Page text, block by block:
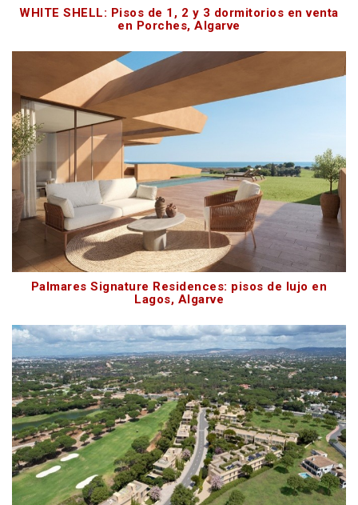
WHITE SHELL: Pisos de 1, 2 y 3 dormitorios en venta
en Porches, Algarve
Palmares Signature Residences: pisos de lujo en
Lagos, Algarve